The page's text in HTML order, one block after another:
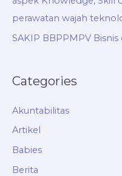
perawatan wajah
SAKIP BBPPMPV
Categories
Akuntabilitas
Artikel
Babies
Berita